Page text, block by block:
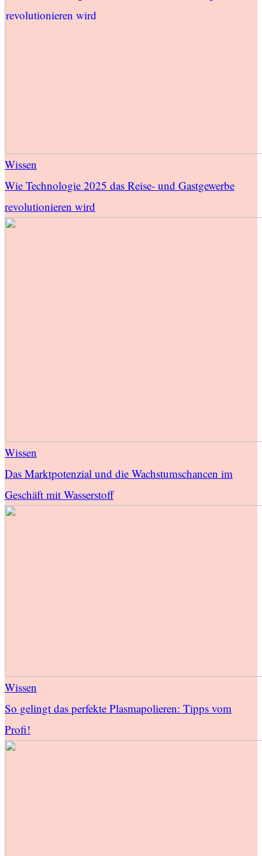
Wissen
Wie Technologie 2025 das Reise- und Gastgewerbe
revolutionieren wird
Wissen
Das Marktpotenzial und die Wachstumschancen im
Geschäft mit Wasserstoff
Wissen
So gelingt das perfekte Plasmapolieren: Tipps vom
Profi!